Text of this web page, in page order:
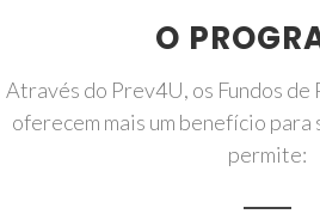
O
Através do Prev4U, os Fundos de
oferecem mais um benefício
permite: